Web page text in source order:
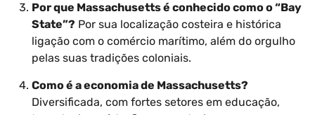
Por que Massachusetts é conhecido como o “Bay
State”? Por sua localização costeira e histórica
ligação com o comércio marítimo, além do orgulho
pelas suas tradições coloniais.
Como é a economia de Massachusetts?
Diversificada, com fortes setores em educação,